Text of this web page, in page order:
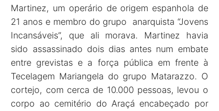
Martinez, um operário de origem espanhola de
21 anos e membro do grupo anarquista “Jovens
Incansáveis”, que ali morava. Martinez havia
sido assassinado dois dias antes num embate
entre grevistas e a força pública em frente à
Tecelagem Mariangela do grupo Matarazzo. O
cortejo, com cerca de 10.000 pessoas, levou o
corpo ao cemitério do Araçá encabeçado por